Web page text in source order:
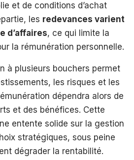
et de conditions d’achat
les redevances varient
d’affaires, ce qui limite la
la rémunération personnelle.
à plusieurs bouchers permet
les risques et les
dépendra alors de
et des bénéfices. Cette
entente solide sur la gestion
stratégiques, sous peine
dégrader la rentabilité.